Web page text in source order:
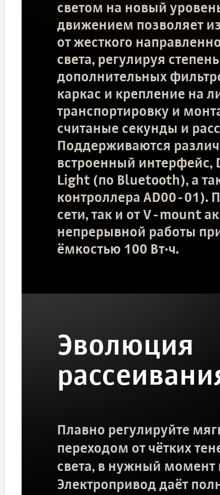
светом на новый
движением позволяет
от жесткого
света, регулируя
дополнительных
каркас и крепление на
транспортировку и
считаные секунды и
Поддерживаются
встроенный интерфейс,
Light (по Bluetooth), а
контроллера AD00-01).
сети, так и от V-mount
непрерывной работы
ёмкостью 100 Вт·ч.
Эволюция
Плавно регулируйте
переходом от чётких
света, в нужный момент
Электропривод даёт